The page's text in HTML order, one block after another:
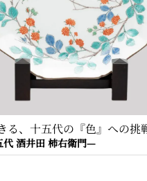
る、十五代の『色』への挑
酒井田 柿右衛門—